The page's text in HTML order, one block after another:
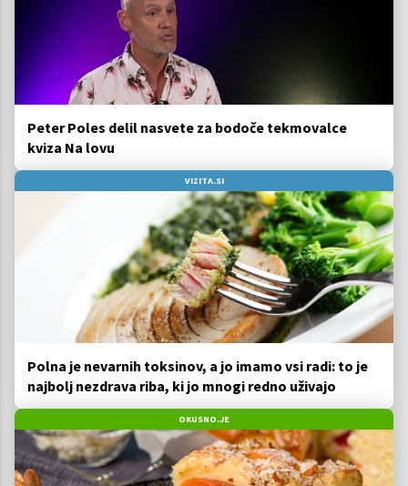
Peter Poles delil nasvete za bodoče tekmovalce
kviza Na lovu
VIZITA.SI
Polna je nevarnih toksinov, a jo imamo vsi radi: to je
najbolj nezdrava riba, ki jo mnogi redno uživajo
OKUSNO.JE